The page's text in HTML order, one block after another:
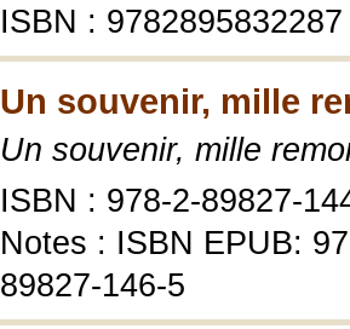
ISBN : 9782895832287
Un souvenir, mille
Un souvenir, mille
ISBN : 978-2-89827-
Notes : ISBN EPUB:
89827-146-5